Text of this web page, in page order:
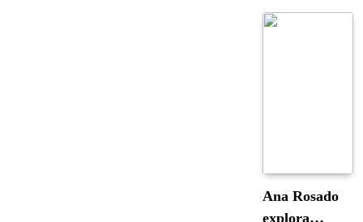
Ana Rosado
explora